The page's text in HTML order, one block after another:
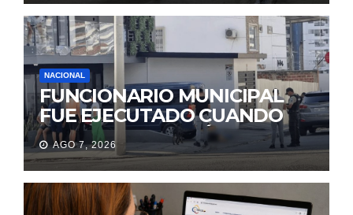
NACIONAL
FUNCIONARIO MUNICIPAL
FUE EJECUTADO CUANDO
IBA A UNA REUNIÓN DE
TRABAJO EN MANTA
AGO 7, 2026